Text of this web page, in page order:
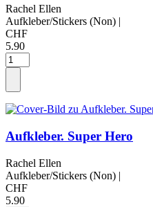
Rachel Ellen
Aufkleber/Stickers (Non) |
CHF
5.90
Aufkleber. Super Hero
Rachel Ellen
Aufkleber/Stickers (Non) |
CHF
5.90